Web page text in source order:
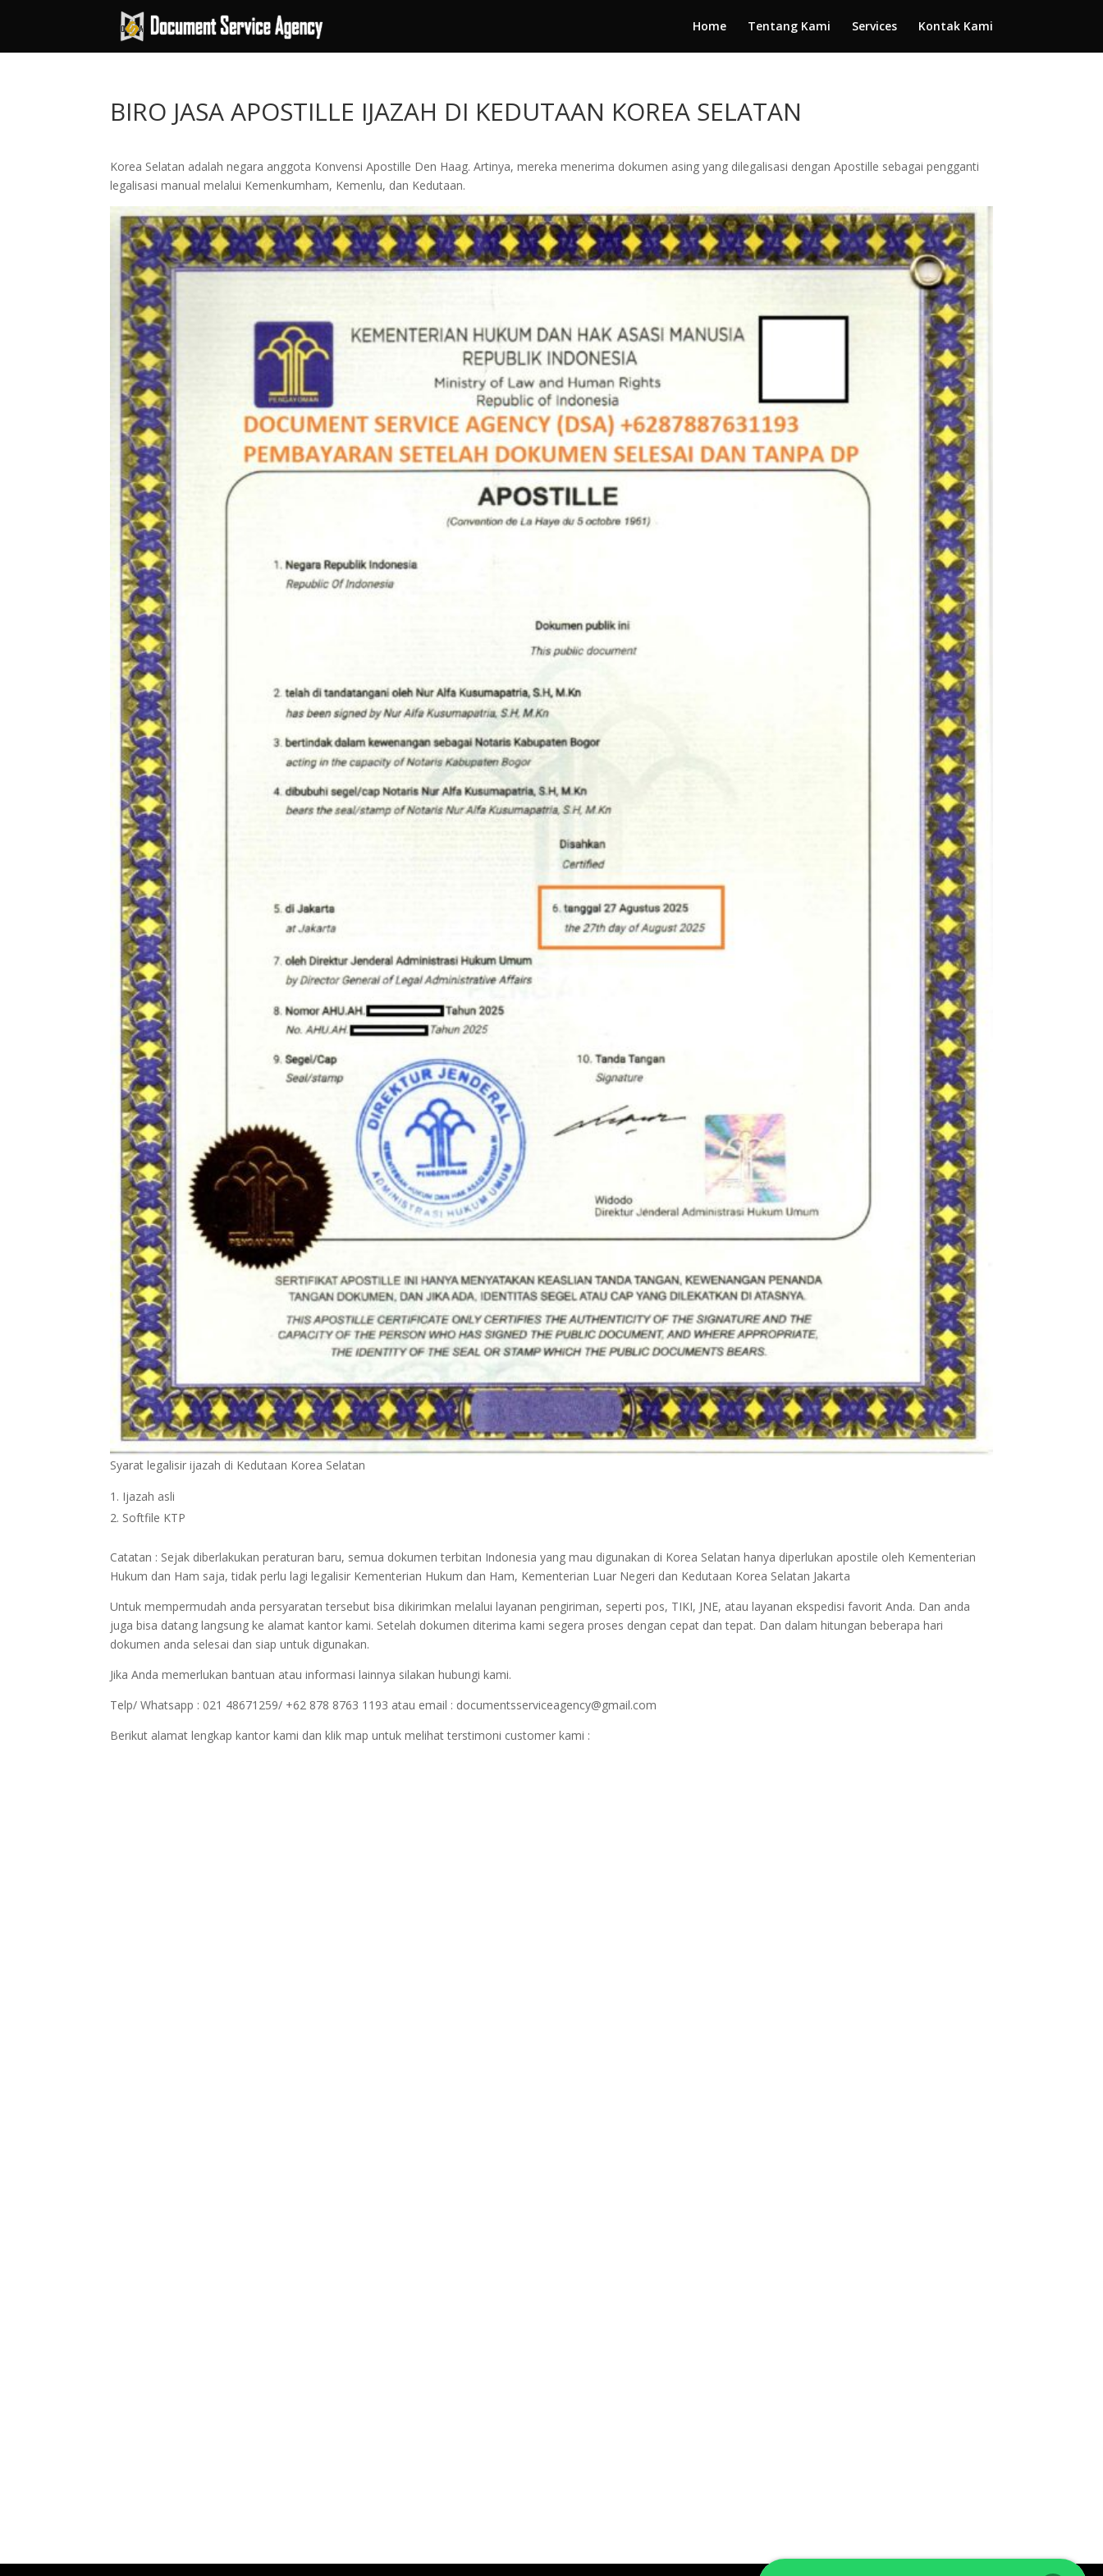
Home Tentang Kami Services Kontak Kami
BIRO JASA APOSTILLE IJAZAH DI KEDUTAAN KOREA SELATAN
Korea Selatan adalah negara anggota Konvensi Apostille Den Haag. Artinya, mereka menerima dokumen asing yang dilegalisasi dengan Apostille sebagai pengganti
legalisasi manual melalui Kemenkumham, Kemenlu, dan Kedutaan.
Syarat legalisir ijazah di Kedutaan Korea Selatan
Ijazah asli
Softfile KTP
Catatan : Sejak diberlakukan peraturan baru, semua dokumen terbitan Indonesia yang mau digunakan di Korea Selatan hanya diperlukan apostile oleh Kementerian
Hukum dan Ham saja, tidak perlu lagi legalisir Kementerian Hukum dan Ham, Kementerian Luar Negeri dan Kedutaan Korea Selatan Jakarta
Untuk mempermudah anda persyaratan tersebut bisa dikirimkan melalui layanan pengiriman, seperti pos, TIKI, JNE, atau layanan ekspedisi favorit Anda. Dan anda
juga bisa datang langsung ke alamat kantor kami. Setelah dokumen diterima kami segera proses dengan cepat dan tepat. Dan dalam hitungan beberapa hari
dokumen anda selesai dan siap untuk digunakan.
Jika Anda memerlukan bantuan atau informasi lainnya silakan hubungi kami.
Telp/ Whatsapp : 021 48671259/ +62 878 8763 1193 atau email : documentsserviceagency@gmail.com
Berikut alamat lengkap kantor kami dan klik map untuk melihat terstimoni customer kami :